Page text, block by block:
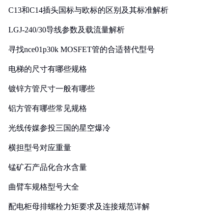
C13和C14插头国标与欧标的区别及其标准解析
LGJ-240/30导线参数及载流量解析
寻找nce01p30k MOSFET管的合适替代型号
电梯的尺寸有哪些规格
镀锌方管尺寸一般有哪些
铝方管有哪些常见规格
光线传媒参投三国的星空爆冷
横担型号对应重量
锰矿石产品化合水含量
曲臂车规格型号大全
配电柜母排螺栓力矩要求及连接规范详解